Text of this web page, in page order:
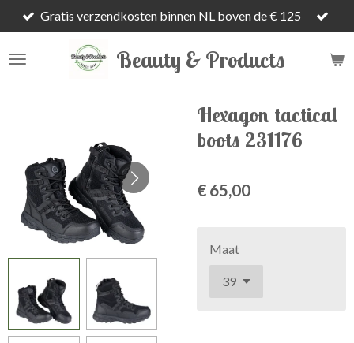
Ga
direct
naar
Beauty & Products
Gratis verzendkosten binnen NL boven de € 125
Hexagon tactical
boots 231176
€ 65,00
Maat